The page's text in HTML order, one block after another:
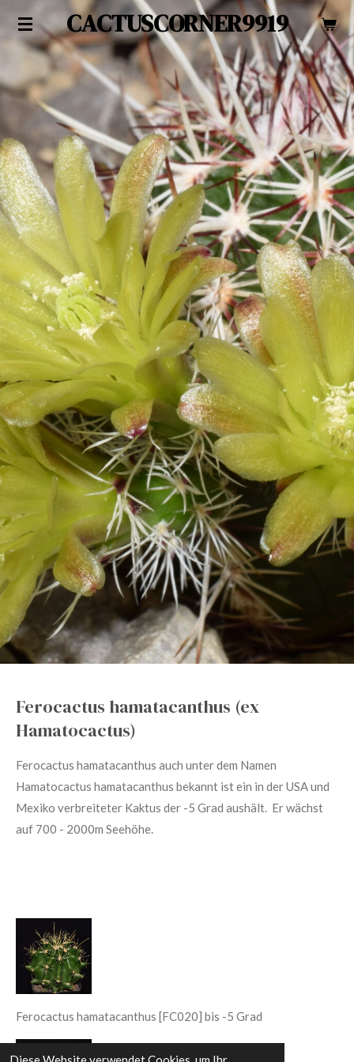
Zum
Hauptinhalt
springen
CACTUSCORNER9919
Ferocactus hamatacanthus (ex
Hamatocactus)
Ferocactus hamatacanthus auch unter dem Namen
Hamatocactus hamatacanthus bekannt ist ein in der USA und
Mexiko verbreiteter Kaktus der -5 Grad aushält. Er wächst
auf 700 - 2000m Seehöhe.
Ferocactus hamatacanthus [FC020] bis -5 Grad